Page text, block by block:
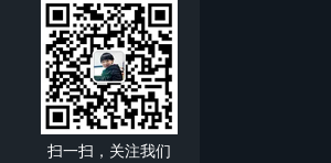
扫一扫，关注我们